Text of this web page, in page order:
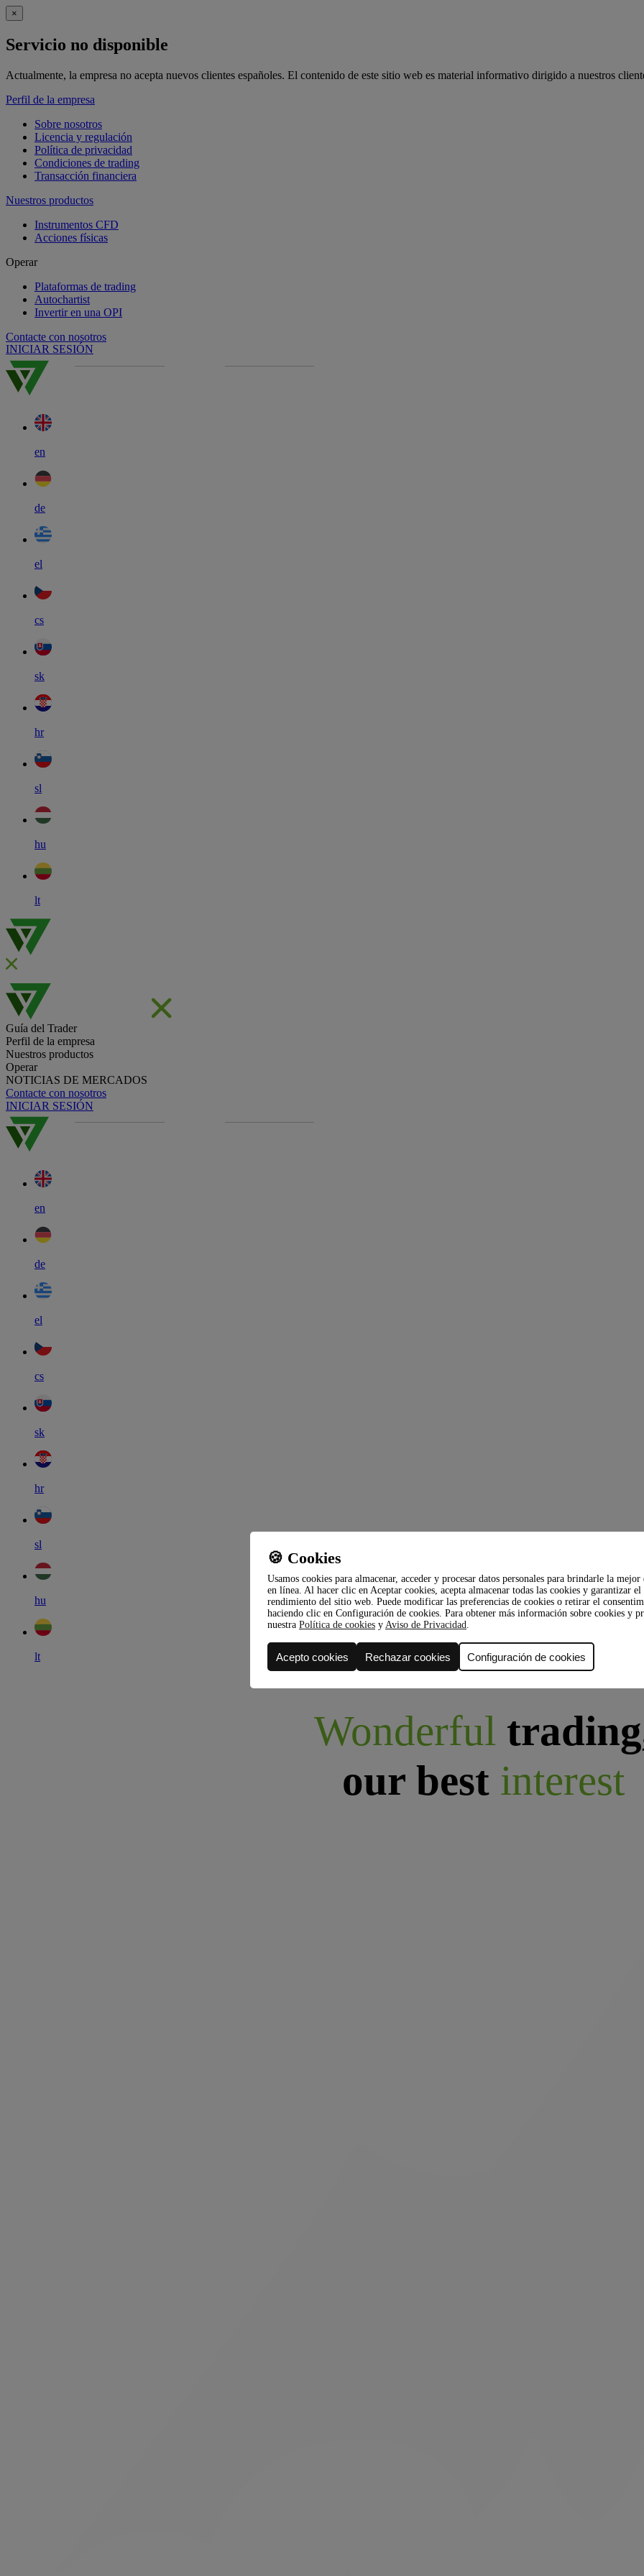
×
Servicio no disponible
Actualmente, la empresa no acepta nuevos clientes españoles. El contenido de este sitio web es material informativo dirigido a nuestros
Perfil de la empresa
Sobre nosotros
Licencia y regulación
Política de privacidad
Condiciones de trading
Transacción financiera
Nuestros productos
Instrumentos CFD
Acciones físicas
Operar
Plataformas de trading
Autochartist
Invertir en una OPI
Contacte con nosotros
INICIAR SESIÓN
en
de
el
cs
sk
hr
sl
hu
lt
Guía del Trader
Perfil de la empresa
Nuestros productos
Operar
NOTICIAS DE MERCADOS
Contacte con nosotros
INICIAR SESIÓN
en
de
el
cs
sk
hr
sl
hu
lt
Wonderful
our best interest
🍪 Cookies
Usamos cookies para almacenar, acceder y procesar datos personales para brindarle la mejor
en línea. Al hacer clic en Aceptar cookies, acepta almacenar todas las cookies y garantizar
rendimiento del sitio web. Puede modificar las preferencias de cookies o retirar el
haciendo clic en Configuración de cookies. Para obtener más información sobre cookies y
nuestra Política de cookies y Aviso de Privacidad
Acepto cookies Rechazar cookies Configuración de cookies